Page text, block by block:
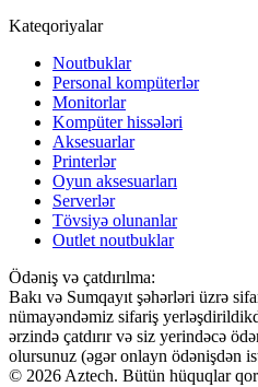
Kateqoriyalar
Noutbuklar
Personal kompüterlər
Monitorlar
Kompüter hissələri
Aksesuarlar
Printerlər
Oyun aksesuarları
Serverlər
Tövsiyə olunanlar
Outlet noutbuklar
Ödəniş və çatdırılma:
Bakı və Sumqayıt şəhərləri üzrə
nümayəndəmiz sifariş
ərzində çatdırır və siz yerindəcə
olursunuz (əgər onlayn ödənişdən
© 2026 Aztech. Bütün hüquqlar